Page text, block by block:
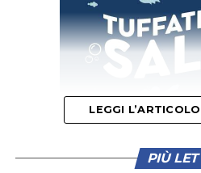
LEGGI
PIÙ